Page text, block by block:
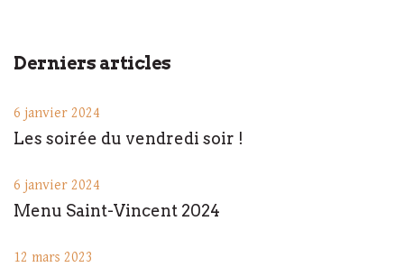
Derniers articles
6 janvier 2024
Les soirée du vendredi soir !
6 janvier 2024
Menu Saint-Vincent 2024
12 mars 2023